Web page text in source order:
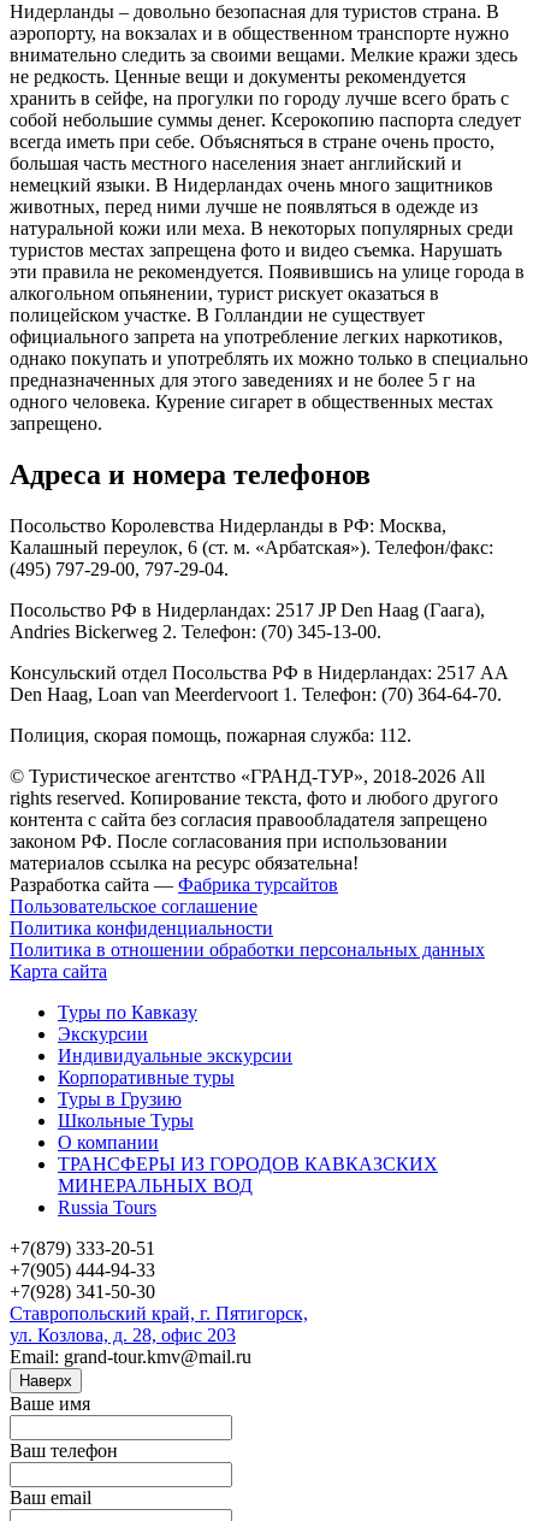
Нидерланды – довольно безопасная для туристов страна. В
аэропорту, на вокзалах и в общественном транспорте нужно
внимательно следить за своими вещами. Мелкие кражи здесь
не редкость. Ценные вещи и документы рекомендуется
хранить в сейфе, на прогулки по городу лучше всего брать с
собой небольшие суммы денег. Ксерокопию паспорта следует
всегда иметь при себе. Объясняться в стране очень просто,
большая часть местного населения знает английский и
немецкий языки. В Нидерландах очень много защитников
животных, перед ними лучше не появляться в одежде из
натуральной кожи или меха. В некоторых популярных среди
туристов местах запрещена фото и видео съемка. Нарушать
эти правила не рекомендуется. Появившись на улице города в
алкогольном опьянении, турист рискует оказаться в
полицейском участке. В Голландии не существует
официального запрета на употребление легких наркотиков,
однако покупать и употреблять их можно только в специально
предназначенных для этого заведениях и не более 5 г на
одного человека. Курение сигарет в общественных местах
запрещено.
Адреса и номера телефонов
Посольство Королевства Нидерланды в РФ: Москва,
Калашный переулок, 6 (ст. м. «Арбатская»). Телефон/факс:
(495) 797-29-00, 797-29-04.
Посольство РФ в Нидерландах: 2517 JP Den Haag (Гаага),
Andries Bickerweg 2. Телефон: (70) 345-13-00.
Консульский отдел Посольства РФ в Нидерландах: 2517 AA
Den Нааg, Loan van Meerdervoort 1. Телефон: (70) 364-64-70.
Полиция, скорая помощь, пожарная служба: 112.
© Туристическое агентство «ГРАНД-ТУР», 2018-2026 All
rights reserved. Копирование текста, фото и любого другого
контента с сайта без согласия правообладателя запрещено
законом РФ. После согласования при использовании
материалов ссылка на ресурс обязательна!
Разработка сайта — Фабрика турсайтов
Пользовательское соглашение
Политика конфиденциальности
Политика в отношении обработки персональных данных
Карта сайта
Туры по Кавказу
Экскурсии
Индивидуальные экскурсии
Корпоративные туры
Туры в Грузию
Школьные Туры
О компании
ТРАНСФЕРЫ ИЗ ГОРОДОВ КАВКАЗСКИХ
МИНЕРАЛЬНЫХ ВОД
Russia Tours
+7(879) 333-20-51
+7(905) 444-94-33
+7(928) 341-50-30
Ставропольский край, г. Пятигорск,
ул. Козлова, д. 28, офис 203
Email: grand-tour.kmv@mail.ru
Наверх
Ваше имя
Ваш телефон
Ваш email